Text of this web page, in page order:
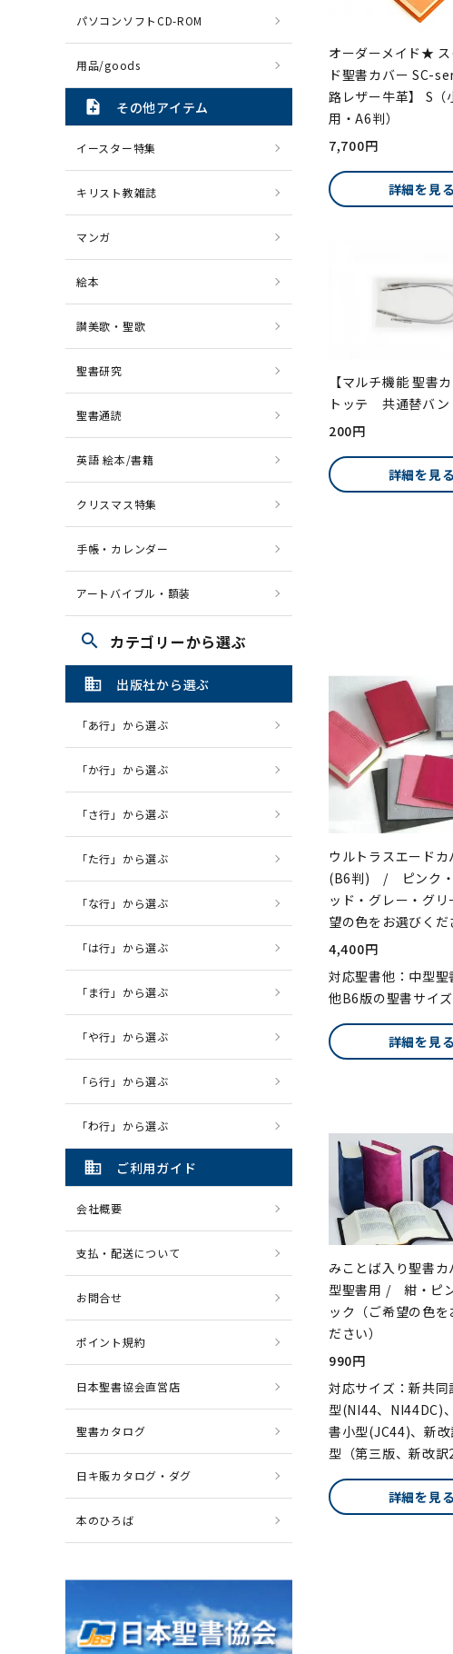
オーダーメイド★ ス
ド聖書カバー SC-
路レザー牛革】 S（
用・A6判）
7,700円
詳細を見る
【マルチ機能 聖書
トッテ 共通替バン
200円
詳細を見る
ウルトラスエードカ
(B6判) / ピンク・
ッド・グレー・グリ
望の色をお選びくだ
4,400円
対応聖書他：中型聖
他B6版の聖書サイ
詳細を見る
みことば入り聖書
型聖書用 / 紺・ピ
ック（ご希望の色を
ださい）
990円
対応サイズ：新共同
型(NI44、NI44DC)
書小型(JC44)、新
型（第三版、新改訳
詳細を見る
パソコンソフトCD-ROM
用品/goods
note_add その他アイテム
イースター特集
キリスト教雑誌
マンガ
絵本
讃美歌・聖歌
聖書研究
聖書通読
英語 絵本/書籍
クリスマス特集
手帳・カレンダー
アートバイブル・額装
search カテゴリーから選ぶ
domain 出版社から選ぶ
「あ行」から選ぶ
「か行」から選ぶ
「さ行」から選ぶ
「た行」から選ぶ
「な行」から選ぶ
「は行」から選ぶ
「ま行」から選ぶ
「や行」から選ぶ
「ら行」から選ぶ
「わ行」から選ぶ
domain ご利用ガイド
会社概要
支払・配送について
お問合せ
ポイント規約
日本聖書協会直営店
聖書カタログ
日キ販カタログ・ダグ
本のひろば